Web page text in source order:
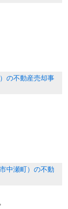
の不動産売却事
中瀬町）の不動